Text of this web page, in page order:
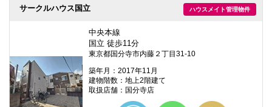
ハウスメイト管理物件
サークルハウス国立
中央本線
国立 徒歩11分
東京都国分寺市内藤２丁目31-10
築年月：2017年11月
建物階数：地上2階建て
取扱店舗：国分寺店